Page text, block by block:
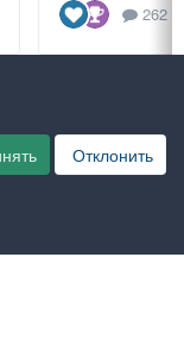
262
Отклонить